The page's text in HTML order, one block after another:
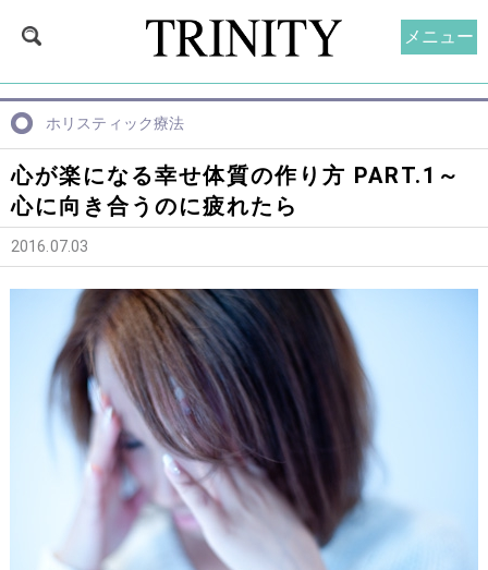
ホリスティック療法
心が楽になる幸せ体質の作り方 PART.1～
心に向き合うのに疲れたら
2016.07.03
メニュー